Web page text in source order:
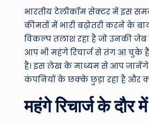
भारतीय टेलीकॉम सेक्टर में इस
कीमतों में भारी बढ़ोतरी करने के
विकल्प तलाश रहा है जो उनकी जेब
आप भी महंगे रिचार्ज से तंग आ चुके
है। इस लेख के माध्यम से आप जानेंगे
कंपनियों के छक्के छुड़ा रहा है और
महंगे रिचार्ज के